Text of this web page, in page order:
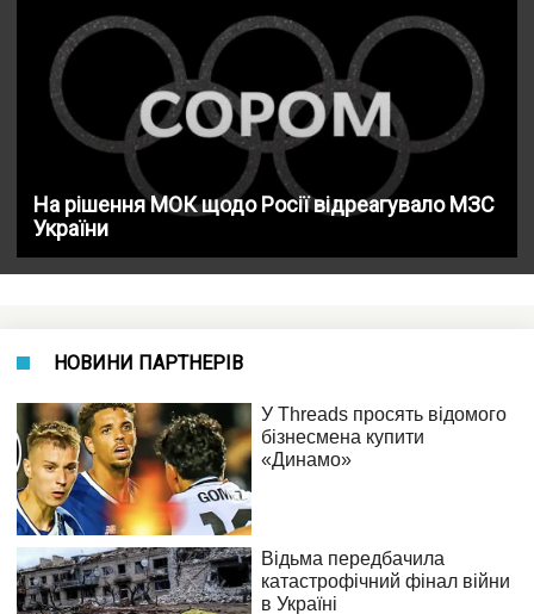
На рішення МОК щодо Росії відреагувало МЗС
України
НОВИНИ ПАРТНЕРІВ